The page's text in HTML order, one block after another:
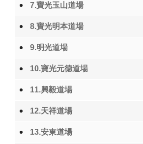
7.寶光玉山道場
8.寶光明本道場
9.明光道場
10.寶光元德道場
11.興毅道場
12.天祥道場
13.安東道場